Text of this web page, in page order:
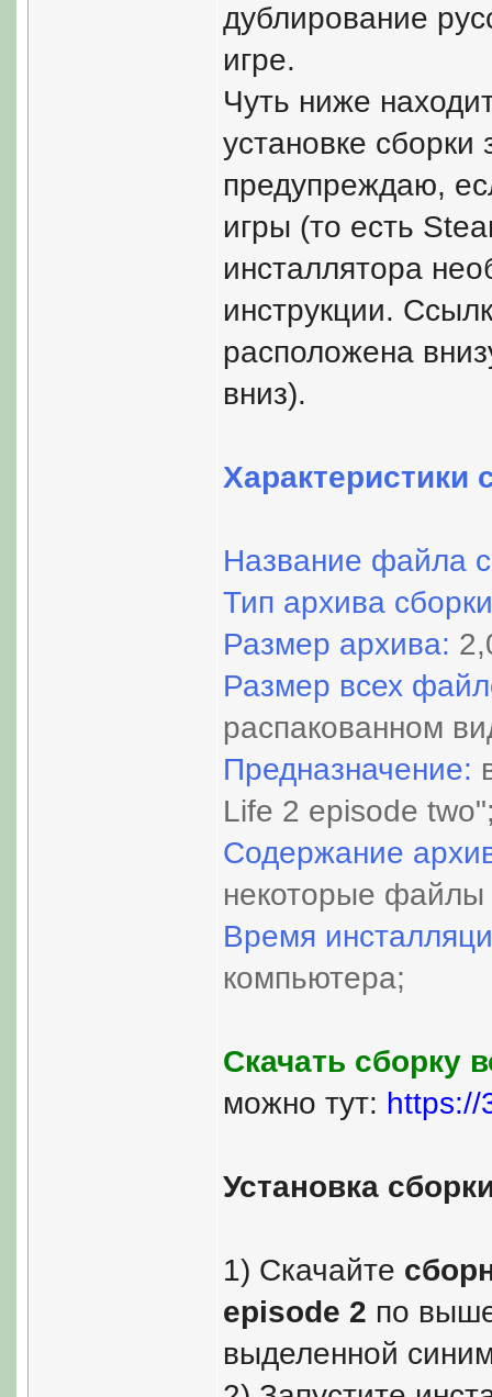
дублирование
игре.
Чуть ниже
установке
предупреждаю,
игры (то есть
инсталлятора
инструкции.
расположена
вниз).
Характеристики
Название файла
Тип архива
Размер архива:
Размер всех
распакованном
Предназначение:
Life 2 episode
Содержание
некоторые файлы
Время
компьютера;
Скачать сборку
можно тут: https://
Установка
1) Скачайте
episode 2 по
выделенной